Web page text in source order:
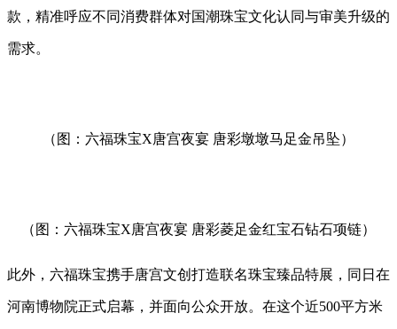
款，精准呼应不同消费群体对国潮珠宝文化认同与审美升级的
需求。
（图：六福珠宝X唐宫夜宴 唐彩墩墩马足金吊坠）
（图：六福珠宝X唐宫夜宴 唐彩菱足金红宝石钻石项链）
此外，六福珠宝携手唐宫文创打造联名珠宝臻品特展，同日在
河南博物院正式启幕，并面向公众开放。在这个近500平方米